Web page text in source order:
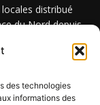
des technologies
informations des
distribué
du Nord depuis
Erstein depuis
2023.